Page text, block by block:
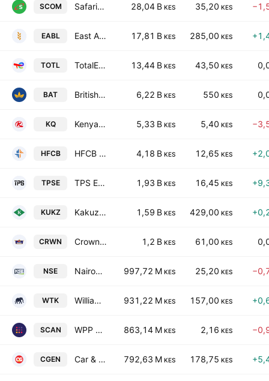
SCOM Safaricom PLC 28,04 B KES 35,20 KES
EABL East African Breweries Plc 17,81 B KES 285,00 KES
TOTL TotalEnergies Marketing Kenya Plc 13,44 B KES 43,50 KES
BAT British American Tobacco Kenya PLC 6,22 B KES 550 KES
KQ Kenya Airways PLC 5,33 B KES 5,40 KES
HFCB HFCB Group Plc 4,18 B KES 12,65 KES
TPSE TPS Eastern Africa PLC 1,93 B KES 16,45 KES
KUKZ Kakuzi PLC 1,59 B KES 429,00 KES
CRWN Crown Paints Kenya PLC 1,2 B KES 61,00 KES
NSE Nairobi Securities Exchange PLC 997,72 M KES 25,20 KES
WTK Williamson Tea Kenya PLC 931,22 M KES 157,00 KES
SCAN WPP Scangroup Plc 863,14 M KES 2,16 KES
CGEN Car & General (Kenya) PLC 792,63 M KES 178,75 KES